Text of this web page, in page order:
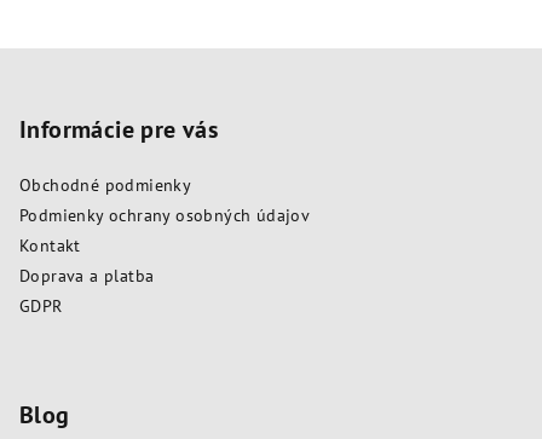
Informácie pre vás
Obchodné podmienky
Podmienky ochrany osobných údajov
Kontakt
Doprava a platba
GDPR
Blog